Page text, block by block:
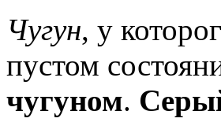
Чугун, у
пустом
чугуном.